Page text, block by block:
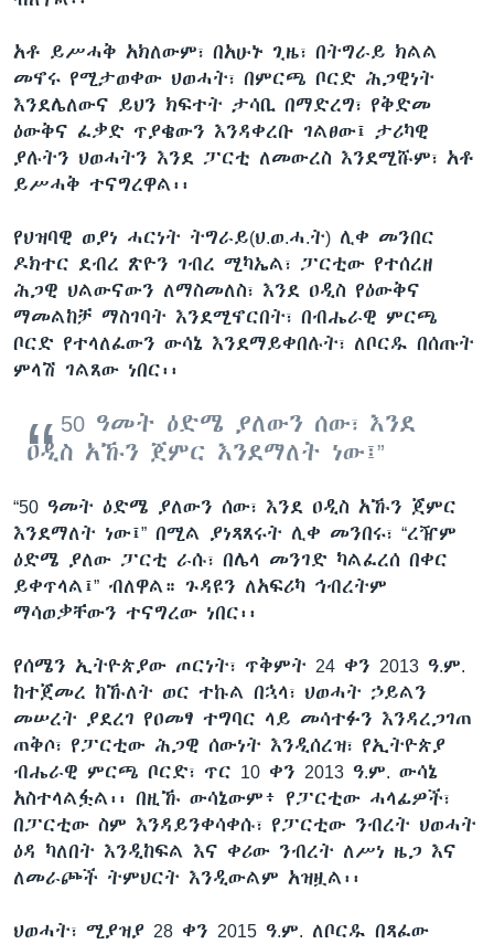
አቶ ይሥሓቅ አክለውም፣ በአሁኑ ጊዜ፣ በትግራይ ክልል
መኖሩ የሚታወቀው ህወሓት፣ በምርጫ ቦርድ ሕጋዊነት
እንደሌለውና ይህን ክፍተት ታሳቢ በማድረግ፣ የቅድመ
ዕውቅና ፈቃድ ጥያቄውን እንዳቀረቡ ገልፀው፤ ታሪካዊ
ያሉትን ህወሓትን እንደ ፓርቲ ለመውረስ እንደሚሹም፣ አቶ
ይሥሓቅ ተናግረዋል፡፡
የህዝባዊ ወያነ ሓርነት ትግራይ(ህ.ወ.ሓ.ት) ሊቀ መንበር
ዶክተር ደብረ ጽዮን ገብረ ሚካኤል፣ ፓርቲው የተሰረዘ
ሕጋዊ ህልውናውን ለማስመለስ፣ እንደ ዐዲስ የዕውቅና
ማመልከቻ ማስገባት እንደሚኖርበት፣ በብሔራዊ ምርጫ
ቦርድ የተላለፈውን ውሳኔ እንደማይቀበሉት፣ ለቦርዱ በሰጡት
ምላሽ ገልጸው ነበር፡፡
50 ዓመት ዕድሜ ያለውን ሰው፣ እንደ
ዐዲስ አኹን ጀምር እንደማለት ነው፤”
“50 ዓመት ዕድሜ ያለውን ሰው፣ እንደ ዐዲስ አኹን ጀምር
እንደማለት ነው፤” በሚል ያነጻጸሩት ሊቀ መንበሩ፣ “ረዥም
ዕድሜ ያለው ፓርቲ ራሱ፣ በሌላ መንገድ ካልፈረሰ በቀር
ይቀጥላል፤” ብለዋል። ጉዳዩን ለአፍሪካ ኅብረትም
ማሳወቃቸውን ተናግረው ነበር፡፡
የሰሜን ኢትዮጵያው ጦርነት፣ ጥቅምት 24 ቀን 2013 ዓ.ም.
ከተጀመረ ከኹለት ወር ተኩል በኋላ፣ ህወሓት ኃይልን
መሠረት ያደረገ የዐመፃ ተግባር ላይ መሳተፉን እንዳረጋገጠ
ጠቅሶ፣ የፓርቲው ሕጋዊ ሰውነት እንዲሰረዝ፣ የኢትዮጵያ
ብሔራዊ ምርጫ ቦርድ፣ ጥር 10 ቀን 2013 ዓ.ም. ውሳኔ
አስተላልፏል፡፡ በዚኹ ውሳኔውም፥ የፓርቲው ሓላፊዎች፣
በፓርቲው ስም እንዳይንቀሳቀሱ፣ የፓርቲው ንብረት ህወሓት
ዕዳ ካለበት እንዲከፍል እና ቀሪው ንብረት ለሥነ ዜጋ እና
ለመራጮች ትምህርት እንዲውልም አዝዟል፡፡
ህወሓት፣ ሚያዝያ 28 ቀን 2015 ዓ.ም. ለቦርዱ በጻፈው